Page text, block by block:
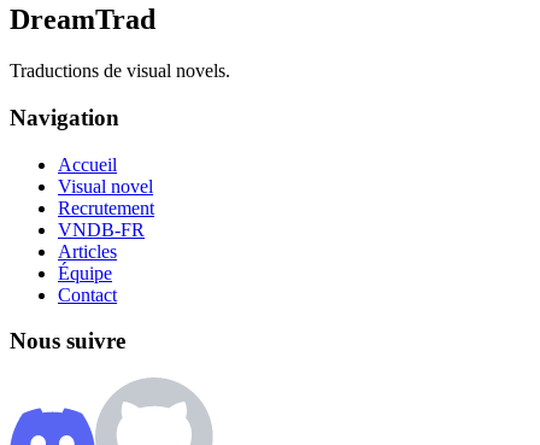
DreamTrad
Traductions de visual novels.
Navigation
Accueil
Visual novel
Recrutement
VNDB-FR
Articles
Équipe
Contact
Nous suivre